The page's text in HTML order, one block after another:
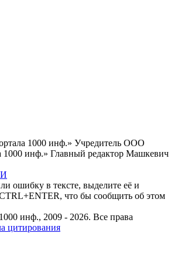
1000 инф.» Учредитель ООО
1000 инф.» Главный редактор Машкевич
ошибку в тексте, выделите её и
что бы сообщить об этом
инф., 2009 - 2026. Все права
цитирования